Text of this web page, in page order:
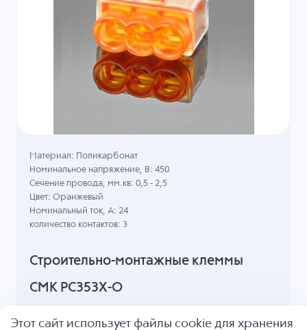
Строительно-монтажные клеммы
СМК PC353X-O
Материал: Поликарбонат
Номинальное напряжение, B: 450
Сечение провода, мм.кв: 0,5 - 2,5
Цвет: Оранжевый
Номинальный ток, А: 24
количество контактов: 3
9.12₽ В корзину
Этот сайт использует файлы cookie для хранения